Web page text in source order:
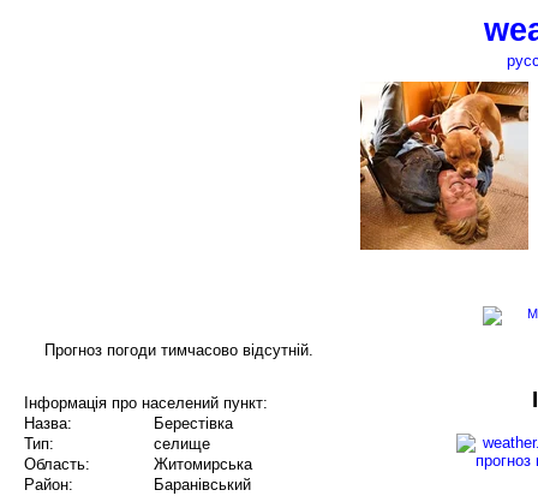
Прогноз погоди тимчасово відсутній.
Інформація про населений пункт:
Назва:
Берестівка
Тип:
селище
Область:
Житомирська
Район:
Баранівський